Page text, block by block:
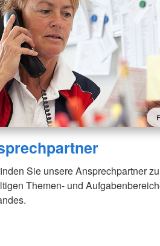
Sie unsere Ansprechpartner
Themen- und